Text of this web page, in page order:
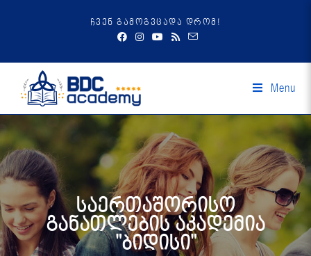
ჩვენ გამოგვცადა დრომ!
Menu
საერთაშორისო
განათლების აკადემია
"ბიდისი"